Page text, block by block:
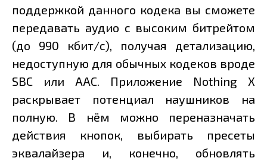
поддержкой данного кодека вы сможете
передавать аудио с высоким битрейтом
(до 990 кбит/с), получая детализацию,
недоступную для обычных кодеков вроде
SBC или AAC. Приложение Nothing X
раскрывает потенциал наушников на
полную. В нём можно переназначать
действия кнопок, выбирать пресеты
эквалайзера и, конечно, обновлять